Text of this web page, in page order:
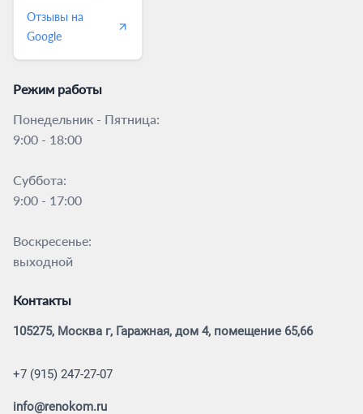
Отзывы на
Google
Режим работы
Понедельник - Пятница:
9:00 - 18:00
Суббота:
9:00 - 17:00
Воскресенье:
выходной
Контакты
105275, Москва г, Гаражная, дом 4, помещение 65,66
+7 (915) 247-27-07
info@renokom.ru